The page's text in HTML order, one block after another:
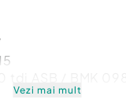
Vezi mai mult